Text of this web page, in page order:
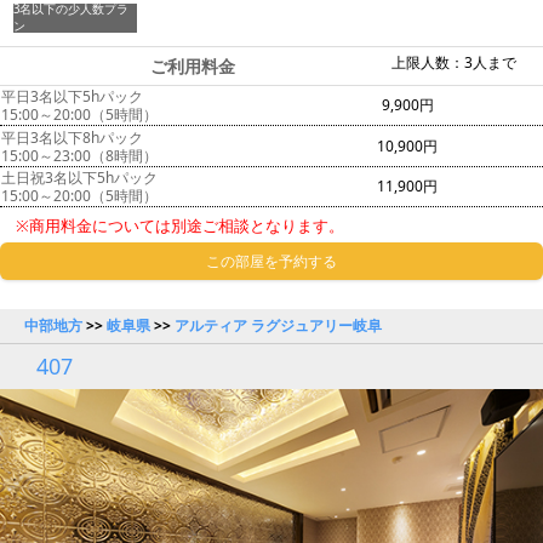
3名以下の少人数プラ
ン
上限人数：3人まで
ご利用料金
平日3名以下5hパック
15:00～20:00（5時間）
9,900円
平日3名以下8hパック
15:00～23:00（8時間）
10,900円
土日祝3名以下5hパック
15:00～20:00（5時間）
11,900円
※商用料金については別途ご相談となります。
この部屋を予約する
中部地方>>岐阜県>> アルティア ラグジュアリー岐阜
407